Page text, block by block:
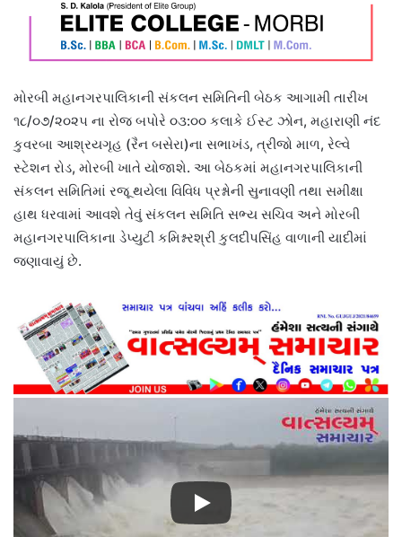
મોરબી મહાનગરપાલિકાની સંકલન સમિતિની બેઠક આગામી તારીખ
૧૮/૦૭/૨૦૨૫ ના રોજ બપોરે ૦૩:૦૦ કલાકે ઈસ્ટ ઝોન, મહારાણી નંદ
કુવરબા આશ્રયગૃહ (રૈન બસેરા)ના સભાખંડ, ત્રીજો માળ, રેલ્વે
સ્ટેશન રોડ, મોરબી ખાતે યોજાશે. આ બેઠકમાં મહાનગરપાલિકાની
સંકલન સમિતિમાં રજૂ થયેલા વિવિધ પ્રશ્નોની સુનાવણી તથા સમીક્ષા
હાથ ધરવામાં આવશે તેવું સંકલન સમિતિ સભ્ય સચિવ અને મોરબી
મહાનગરપાલિકાના ડેપ્યુટી કમિશ્નરશ્રી કુલદીપસિંહ વાળાની યાદીમાં
જણાવાયું છે.